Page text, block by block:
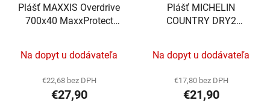
Plášť MAXXIS Overdrive
700x40 MaxxProtect
Na dopyt u dodávateľa
€22,68 bez DPH
€27,90
Plášť MICHELIN
COUNTRY DRY2
Na dopyt u dodávateľa
€17,80 bez DPH
€21,90